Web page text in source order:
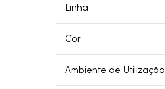
Linha
Cor
Ambiente de Utilização